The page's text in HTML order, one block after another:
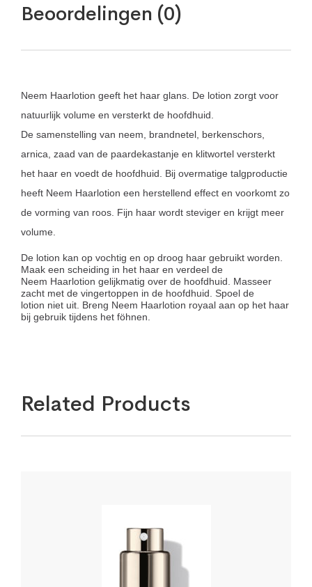
Beoordelingen (0)
Neem Haarlotion geeft het haar glans. De lotion zorgt voor
natuurlijk volume en versterkt de hoofdhuid.
De samenstelling van neem, brandnetel, berkenschors,
arnica, zaad van de paardekastanje en klitwortel versterkt
het haar en voedt de hoofdhuid. Bij overmatige talgproductie
heeft Neem Haarlotion een herstellend effect en voorkomt zo
de vorming van roos. Fijn haar wordt steviger en krijgt meer
volume.
De lotion kan op vochtig en op droog haar gebruikt worden.
Maak een scheiding in het haar en verdeel de
Neem Haarlotion gelijkmatig over de hoofdhuid. Masseer
zacht met de vingertoppen in de hoofdhuid. Spoel de
lotion niet uit. Breng Neem Haarlotion royaal aan op het haar
bij gebruik tijdens het föhnen.
Related Products